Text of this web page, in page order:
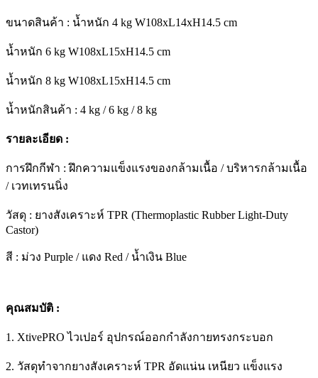
ขนาดสินค้า : น้ำหนัก 4 kg W108xL14xH14.5 cm
น้ำหนัก 6 kg W108xL15xH14.5 cm
น้ำหนัก 8 kg W108xL15xH14.5 cm
น้ำหนักสินค้า : 4 kg / 6 kg / 8 kg
รายละเอียด :
การฝึกกีฬา : ฝึกความแข็งแรงของกล้ามเนื้อ / บริหารกล้ามเนื้อ
/ เวทเทรนนิ่ง
วัสดุ : ยางสังเคราะห์ TPR (Thermoplastic Rubber Light-Duty
Castor)
สี : ม่วง Purple / แดง Red / น้ำเงิน Blue
คุณสมบัติ :
1. XtivePRO ไวเปอร์ อุปกรณ์ออกกำลังกายทรงกระบอก
2. วัสดุทำจากยางสังเคราะห์ TPR อัดแน่น เหนียว แข็งแรง